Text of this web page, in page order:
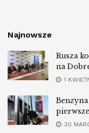
Najnowsze
Rusza
na
1
30